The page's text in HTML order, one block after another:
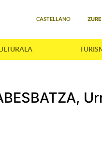
CASTELLANO